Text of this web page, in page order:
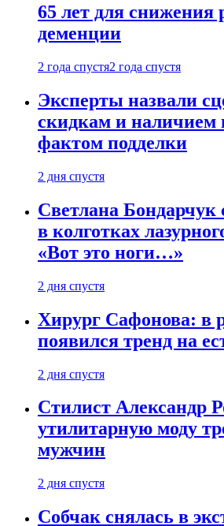
65 лет для снижения
деменции
2 года спустя2 года спустя
Эксперты назвали
скидкам и наличием
фактом подделки
2 дня спустя
Светлана Бондарчук
в колготках
«Вот это ноги…»
2 дня спустя
Хирург Сафонова: в
появился тренд на
2 дня спустя
Стилист Александр
утилитарную моду
мужчин
2 дня спустя
Собчак снялась в